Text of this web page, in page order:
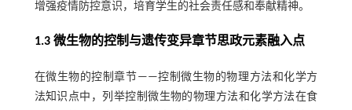
增强疫情防控意识，培育学生的社会责任感和奉献精神。
1.3 微生物的控制与遗传变异章节思政元素融入点
在微生物的控制章节——控制微生物的物理方法和化学方
法知识点中，列举控制微生物的物理方法和化学方法在食